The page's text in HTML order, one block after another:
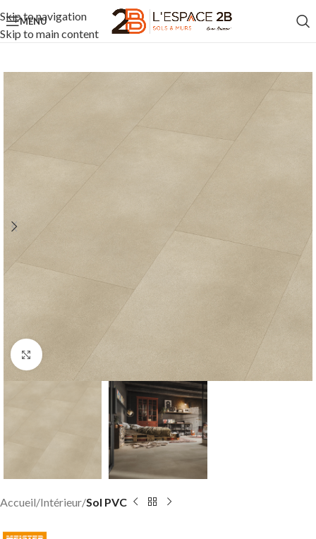
Skip to navigation
Skip to main content
MENU
Click to enlarge
Accueil Intérieur Sol PVC